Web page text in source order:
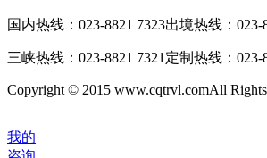
国内热线： 023-8821 7323出境热线： 023-
三峡热线： 023-8821 7321 定制热线： 023-
Copyright © 2015 www.cqtrvl.comAll Rights
我的